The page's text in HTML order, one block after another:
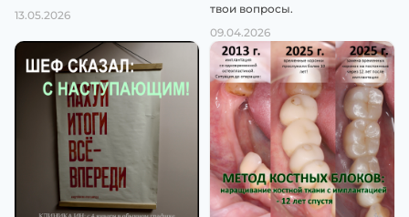
13.05.2026
твои вопросы.
09.04.2026